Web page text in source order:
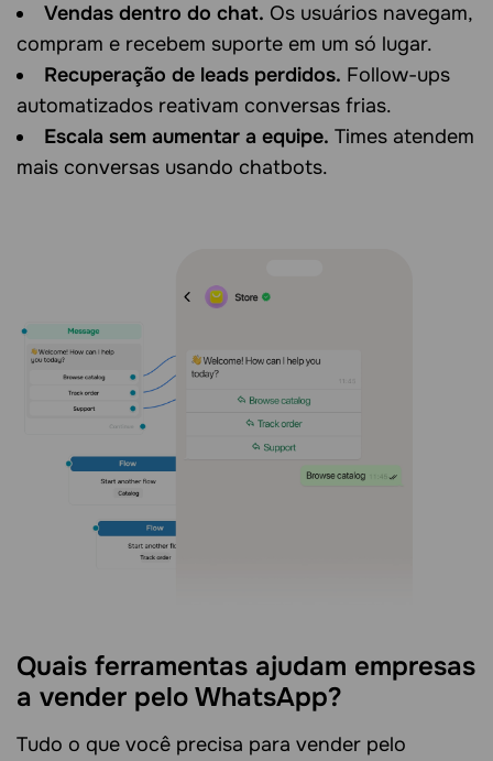
Vendas dentro do chat. Os usuários navegam,
compram e recebem suporte em um só lugar.
Recuperação de leads perdidos. Follow-ups
automatizados reativam conversas frias.
Escala sem aumentar a equipe. Times atendem
mais conversas usando chatbots.
Quais ferramentas ajudam empresas
a vender pelo WhatsApp?
Tudo o que você precisa para vender pelo